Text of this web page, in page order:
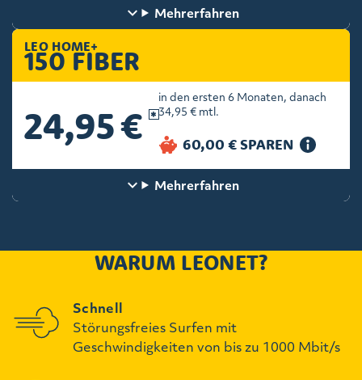
LEO HOME+
150 FIBER
24,95 €
in den ersten 6 Monaten, danach
34,95 € mtl.
Mehrerfahren
Mehrerfahren
WARUM LEONET?
Schnell
Störungsfreies Surfen mit
Geschwindigkeiten von bis zu 1000 Mbit/s